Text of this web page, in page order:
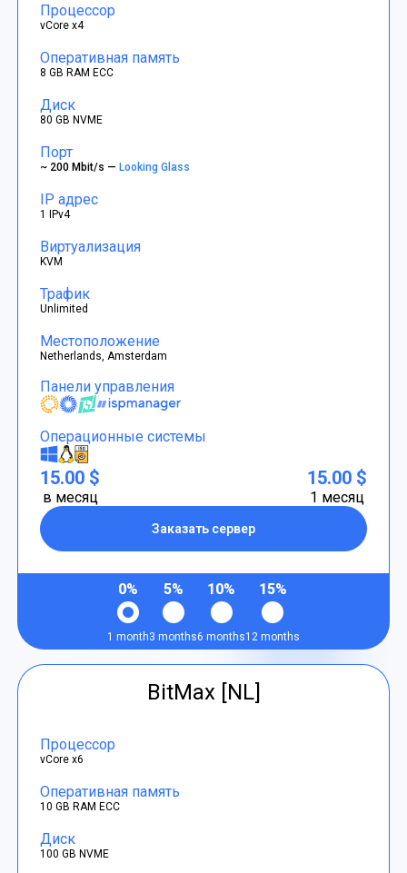
Процессор
vCore x4
Оперативная память
8 GB RAM ECC
Диск
80 GB NVME
Порт
~ 200 Mbit/s —Looking Glass
IP адрес
1 IPv4
Виртуализация
KVM
Трафик
Unlimited
Местоположение
Netherlands, Amsterdam
Панели управления
Операционные системы
15.00 $
в месяц
Заказать сервер
15.00 $
1 месяц
0%
1 month
5%
3 months
10%
6 months
15%
12 months
BitMax [NL]
Процессор
vCore x6
Оперативная память
10 GB RAM ECC
Диск
100 GB NVME